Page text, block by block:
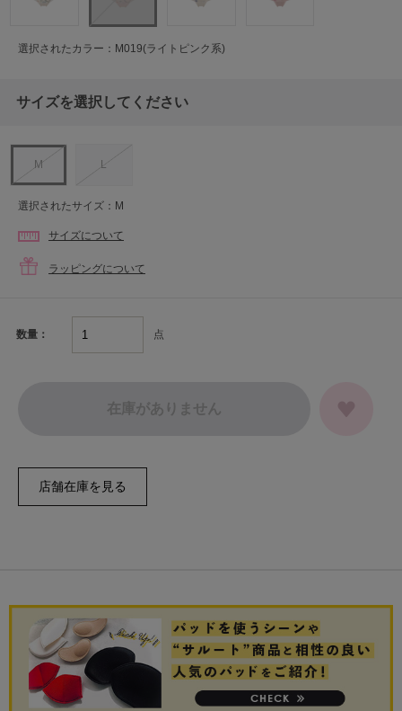
選択されたカラー：M019(ライトピンク系)
サイズを選択してください
M L
選択されたサイズ：M
サイズについて
ラッピングについて
数量： 点
在庫がありません